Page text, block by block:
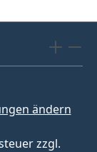
ändern
zzgl.